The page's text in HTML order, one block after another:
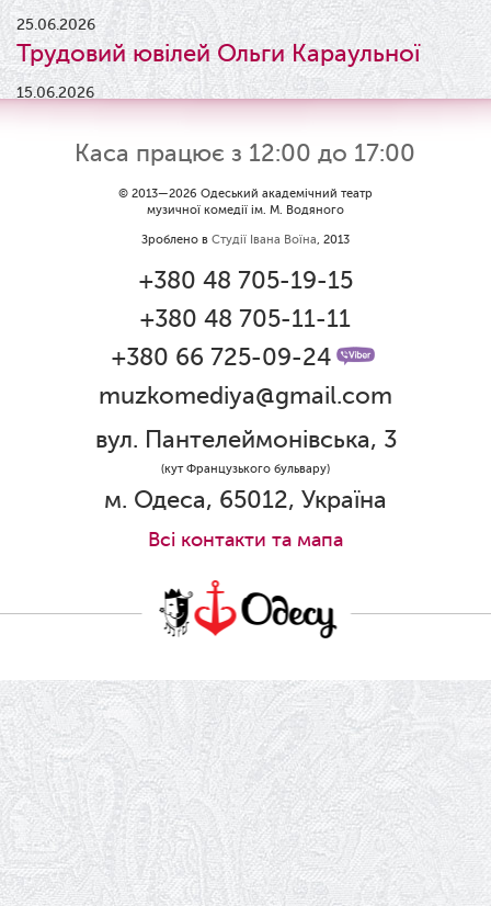
25.06.2026
Трудовий ювілей Ольги Караульної
15.06.2026
Результати конкурсу
09.06.2026
Вітаємо Ірину Візіренко з
народженням дівчинки!
Дякуємо за свято!
Графік роботи каси 1 червня
Ювілей Олени Редько
Ювілей Станіслава Зайцева
18.05.2026
Шукаємо інженерів і техніків
17.05.2026
Ювілей Валентини Бородіної
13.05.2026
Конкурс на заміщення вакантних
посад
Каса працює з 12:00 до 17:00
© 2013—2026 Одеський академічний театр
музичної комедії ім. М. Водяного
Зроблено в Студії Івана Воїна, 2013
+380 48 705-19-15
+380 48 705-11-11
+380 66 725-09-24
muzkomediya@gmail.com
вул. Пантелеймонівська, 3
(кут Французького бульвару)
м. Одеса, 65012, Україна
Всi контакти та мапа